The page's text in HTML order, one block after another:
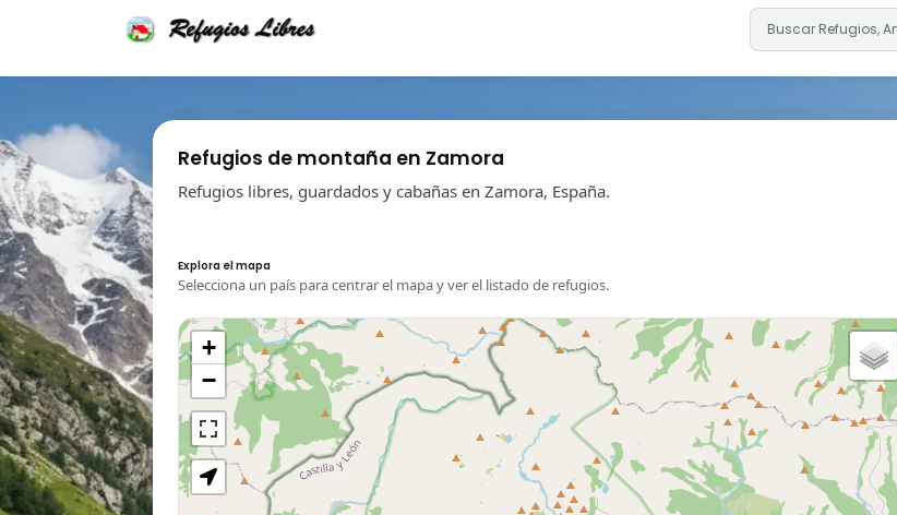
Refugios de montaña en Zamora
Refugios libres, guardados y cabañas en Zamora, España.
Explora el mapa
Selecciona un país para centrar el mapa y ver el listado de refugios.
+
−